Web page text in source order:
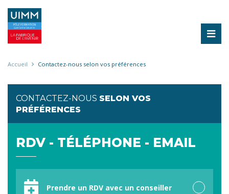
contenu
principal
Fil
Accueil Contactez-nous selon vos préférences
CONTACTEZ-NOUS SELON VOS
PRÉFÉRENCES
RDV - TÉLÉPHONE - EMAIL
préférencePrendre un RDV avec un conseiller